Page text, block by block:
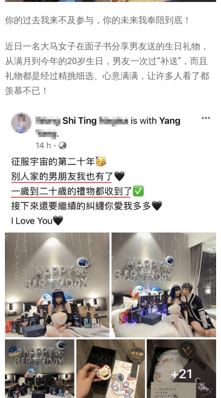
你的过去我来不及参与，你的未来我奉陪到底！
近日一名大马女子在面子书分享男友送的生日礼物，
从满月到今年的20岁生日，男友一次过“补送”，而且
礼物都是经过精挑细选、心意满满，让许多人看了都
羡慕不已！